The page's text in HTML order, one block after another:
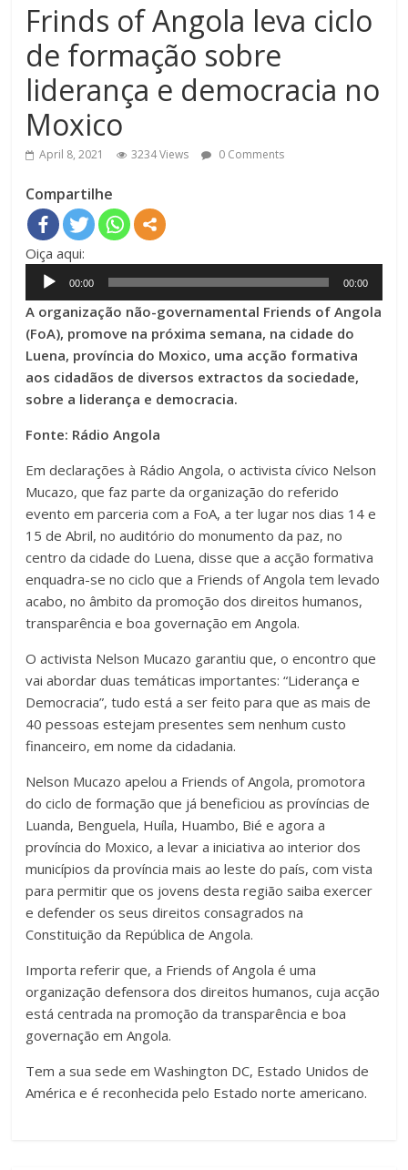
Frinds of Angola leva ciclo
de formação sobre
liderança e democracia no
Moxico
April 8, 2021 3234 Views 0 Comments
Compartilhe
Oiça aqui:
Audio
Player
00:00 00:00
A organização não-governamental Friends of Angola
(FoA), promove na próxima semana, na cidade do
Luena, província do Moxico, uma acção formativa
aos cidadãos de diversos extractos da sociedade,
sobre a liderança e democracia.
Fonte: Rádio Angola
Em declarações à Rádio Angola, o activista cívico Nelson
Mucazo, que faz parte da organização do referido
evento em parceria com a FoA, a ter lugar nos dias 14 e
15 de Abril, no auditório do monumento da paz, no
centro da cidade do Luena, disse que a acção formativa
enquadra-se no ciclo que a Friends of Angola tem levado
acabo, no âmbito da promoção dos direitos humanos,
transparência e boa governação em Angola.
O activista Nelson Mucazo garantiu que, o encontro que
vai abordar duas temáticas importantes: “Liderança e
Democracia”, tudo está a ser feito para que as mais de
40 pessoas estejam presentes sem nenhum custo
financeiro, em nome da cidadania.
Nelson Mucazo apelou a Friends of Angola, promotora
do ciclo de formação que já beneficiou as províncias de
Luanda, Benguela, Huíla, Huambo, Bié e agora a
província do Moxico, a levar a iniciativa ao interior dos
municípios da província mais ao leste do país, com vista
para permitir que os jovens desta região saiba exercer
e defender os seus direitos consagrados na
Constituição da República de Angola.
Importa referir que, a Friends of Angola é uma
organização defensora dos direitos humanos, cuja acção
está centrada na promoção da transparência e boa
governação em Angola.
Tem a sua sede em Washington DC, Estado Unidos de
América e é reconhecida pelo Estado norte americano.